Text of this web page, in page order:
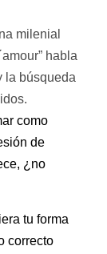
milenial
habla
la búsqueda
como
de
¿no
tu forma
correcto